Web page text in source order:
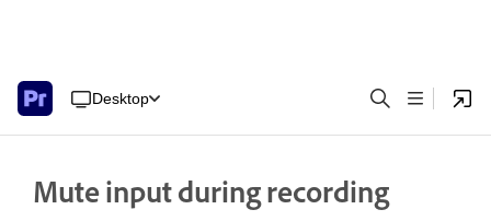
Desktop
Mute input during recording